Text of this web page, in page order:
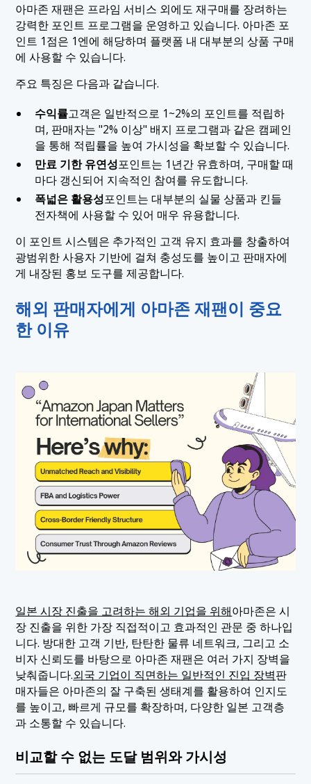
아마존 재팬은 프라임 서비스 외에도 재구매를 장려하는
강력한 포인트 프로그램을 운영하고 있습니다. 아마존 포
인트 1점은 1엔에 해당하며 플랫폼 내 대부분의 상품 구매
에 사용할 수 있습니다.
주요 특징은 다음과 같습니다.
수익률고객은 일반적으로 1~2%의 포인트를 적립하
며, 판매자는 "2% 이상" 배지 프로그램과 같은 캠페인
을 통해 적립률을 높여 가시성을 확보할 수 있습니다.
만료 기한 유연성포인트는 1년간 유효하며, 구매할 때
마다 갱신되어 지속적인 참여를 유도합니다.
폭넓은 활용성포인트는 대부분의 실물 상품과 킨들
전자책에 사용할 수 있어 매우 유용합니다.
이 포인트 시스템은 추가적인 고객 유지 효과를 창출하여
광범위한 사용자 기반에 걸쳐 충성도를 높이고 판매자에
게 내장된 홍보 도구를 제공합니다.
해외 판매자에게 아마존 재팬이 중요
한 이유
일본 시장 진출을 고려하는 해외 기업을 위해아마존은 시
장 진출을 위한 가장 직접적이고 효과적인 관문 중 하나입
니다. 방대한 고객 기반, 탄탄한 물류 네트워크, 그리고 소
비자 신뢰도를 바탕으로 아마존 재팬은 여러 가지 장벽을
낮춰줍니다.외국 기업이 직면하는 일반적인 진입 장벽판
매자들은 아마존의 잘 구축된 생태계를 활용하여 인지도
를 높이고, 빠르게 규모를 확장하며, 다양한 일본 고객층
과 소통할 수 있습니다.
비교할 수 없는 도달 범위와 가시성